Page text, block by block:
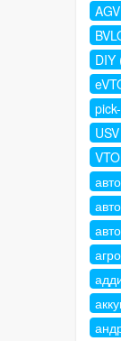
AGV
DIY
USV